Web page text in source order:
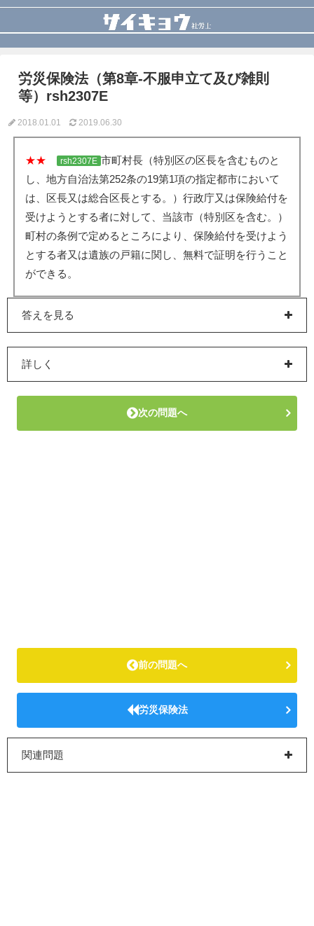
労災保険法（第8章-不服申立て及び雑則
等）rsh2307E
2018.01.01 2019.06.30
★★ rsh2307E 市町村長（特別区の区長を含むものと
し、地方自治法第252条の19第1項の指定都市において
は、区長又は総合区長とする。）行政庁又は保険給付を
受けようとする者に対して、当該市（特別区を含む。）
町村の条例で定めるところにより、保険給付を受けよう
とする者又は遺族の戸籍に関し、無料で証明を行うこと
ができる。
答えを見る
詳しく
次の問題へ
前の問題へ
労災保険法
関連問題